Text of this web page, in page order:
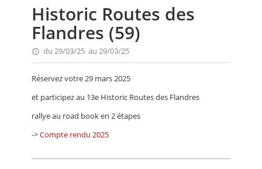
RALLYE
MONTAGNE
EVÈNEMENTS
CALENDRIER
FOCUS
Historic Routes des
Flandres (59)
du 29/03/25 au 29/03/25
Réservez votre 29 mars 2025
et participez au 13e Historic Routes des Flandres
rallye au road book en 2 étapes
->Compte rendu 2025